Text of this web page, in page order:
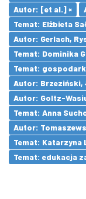
Autor: [et al.] ×
Temat: Elżbieta
Autor: Gerlach,
Temat: Dominika
Temat:
Autor: Brzeziński,
Autor: Goltz-
Temat: Anna
Autor:
Temat:
Temat: edukacja